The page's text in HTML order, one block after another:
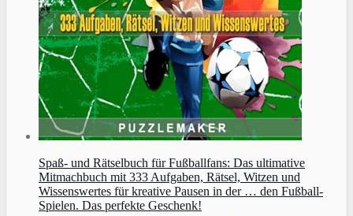
Spaß- und Rätselbuch für Fußballfans: Das ultimative
Mitmachbuch mit 333 Aufgaben, Rätsel, Witzen und
Wissenswertes für kreative Pausen in der … den Fußball-
Spielen. Das perfekte Geschenk!